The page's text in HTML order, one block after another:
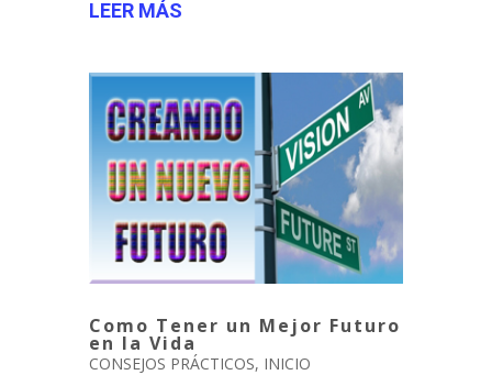
LEER MÁS
Como Tener un Mejor Futuro
en la Vida
CONSEJOS PRÁCTICOS, INICIO